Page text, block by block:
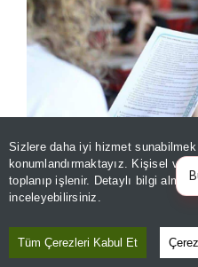
Sizlere daha iyi hizmet
konumlandırmaktayız. Kişisel
toplanıp işlenir. Detaylı bilgi
inceleyebilirsiniz.
Tüm Çerezleri Kabul Et
1. nakil sonuçları ne zaman
devam ediyor!
LGS 1. NAKİL